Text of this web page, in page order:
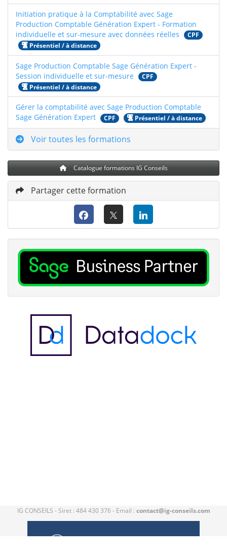
Initiation pratique à la Comptabilité avec Sage
Production Comptable Génération Expert - Formation
individuelle et sur-mesure avec données réelles
CPF
Présentiel / à distance
Sage Production Comptable Sage Génération Expert -
Session individuelle et sur-mesure
CPF
Présentiel / à distance
Gérer la comptabilité avec Sage Production Comptable
Sage Génération Expert
CPF Présentiel / à distance
Voir toutes les formations
Catalogue formations IG Conseils
Partager cette formation
IG CONSEILS - Siret : 484 430 376 - Email : contact@ig-conseils.com